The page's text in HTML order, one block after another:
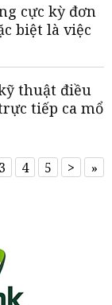
cực kỳ đơn
biệt là việc
thuật điều
tiếp ca mổ
3 4 5 > »